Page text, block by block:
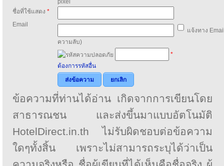
pixel
ชื่อที่ใช้แสดง *
Email
แจ้งทาง
ความลับ)
*
ต้องการรหัสอื่น
ส่งข้อความ
ยกเลิก
ข้อความที่ท่านได้อ่าน เกิดจากการเขียนโดย
สาธารณชน และส่งขึ้นมาแบบอัตโนมัติ
HotelDirect.in.th ไม่รับผิดชอบต่อข้อความ
ใดๆทั้งสิ้น เพราะไม่สามารถระบุได้ว่าเป็น